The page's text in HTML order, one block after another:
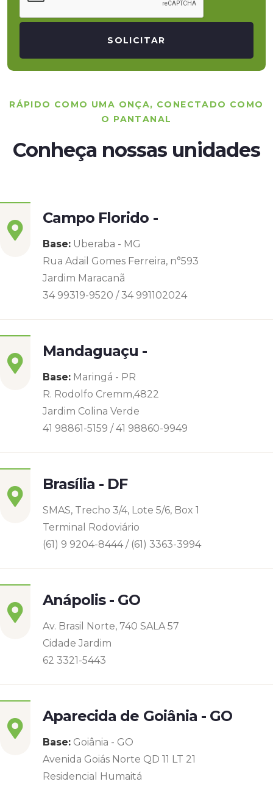
SOLICITAR
RÁPIDO COMO UMA ONÇA, CONECTADO COMO
O PANTANAL
Conheça nossas unidades
Campo Florido -
Base: Uberaba - MG
Rua Adail Gomes Ferreira, n°593
Jardim Maracanã
34 99319-9520 / 34 991102024
Mandaguaçu -
Base: Maringá - PR
R. Rodolfo Cremm,4822
Jardim Colina Verde
41 98861-5159 / 41 98860-9949
Brasília - DF
SMAS, Trecho 3/4, Lote 5/6, Box 1
Terminal Rodoviário
(61) 9 9204-8444 / (61) 3363-3994
Anápolis - GO
Av. Brasil Norte, 740 SALA 57
Cidade Jardim
62 3321-5443
Aparecida de Goiânia - GO
Base: Goiânia - GO
Avenida Goiás Norte QD 11 LT 21
Residencial Humaitá